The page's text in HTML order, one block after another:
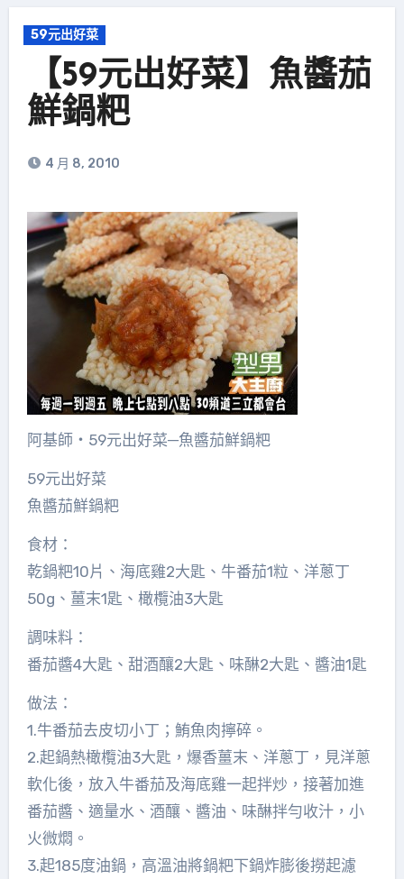
59元出好菜
【59元出好菜】魚醬茄
鮮鍋粑
4 月 8, 2010
阿基師‧59元出好菜─魚醬茄鮮鍋粑
59元出好菜
魚醬茄鮮鍋粑
食材：
乾鍋粑10片、海底雞2大匙、牛番茄1粒、洋蔥丁
50g、薑末1匙、橄欖油3大匙
調味料：
番茄醬4大匙、甜酒釀2大匙、味醂2大匙、醬油1匙
做法：
1.牛番茄去皮切小丁；鮪魚肉擰碎。
2.起鍋熱橄欖油3大匙，爆香薑末、洋蔥丁，見洋蔥
軟化後，放入牛番茄及海底雞一起拌炒，接著加進
番茄醬、適量水、酒釀、醬油、味醂拌勻收汁，小
火微燜。
3.起185度油鍋，高溫油將鍋粑下鍋炸膨後撈起濾